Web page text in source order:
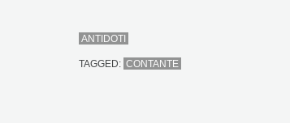
ANTIDOTI
TAGGED: CONTANTE